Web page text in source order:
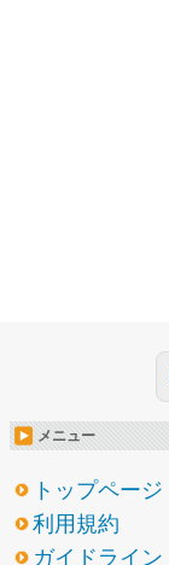
メニュー
トップページ
利用規約
ガイドライン